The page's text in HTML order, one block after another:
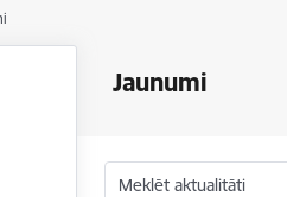
Jaunumi
Meklēt aktualitāti